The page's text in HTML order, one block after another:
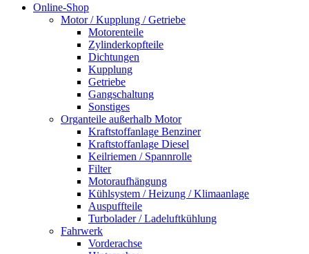
Online-Shop
Motor / Kupplung / Getriebe
Motorenteile
Zylinderkopfteile
Dichtungen
Kupplung
Getriebe
Gangschaltung
Sonstiges
Organteile außerhalb Motor
Kraftstoffanlage Benziner
Kraftstoffanlage Diesel
Keilriemen / Spannrolle
Filter
Motoraufhängung
Kühlsystem / Heizung / Klimaanlage
Auspuffteile
Turbolader / Ladeluftkühlung
Fahrwerk
Vorderachse